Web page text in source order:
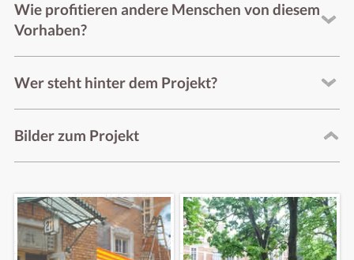
Wie profitieren andere Menschen von diesem
Vorhaben?
Wer steht hinter dem Projekt?
Bilder zum Projekt